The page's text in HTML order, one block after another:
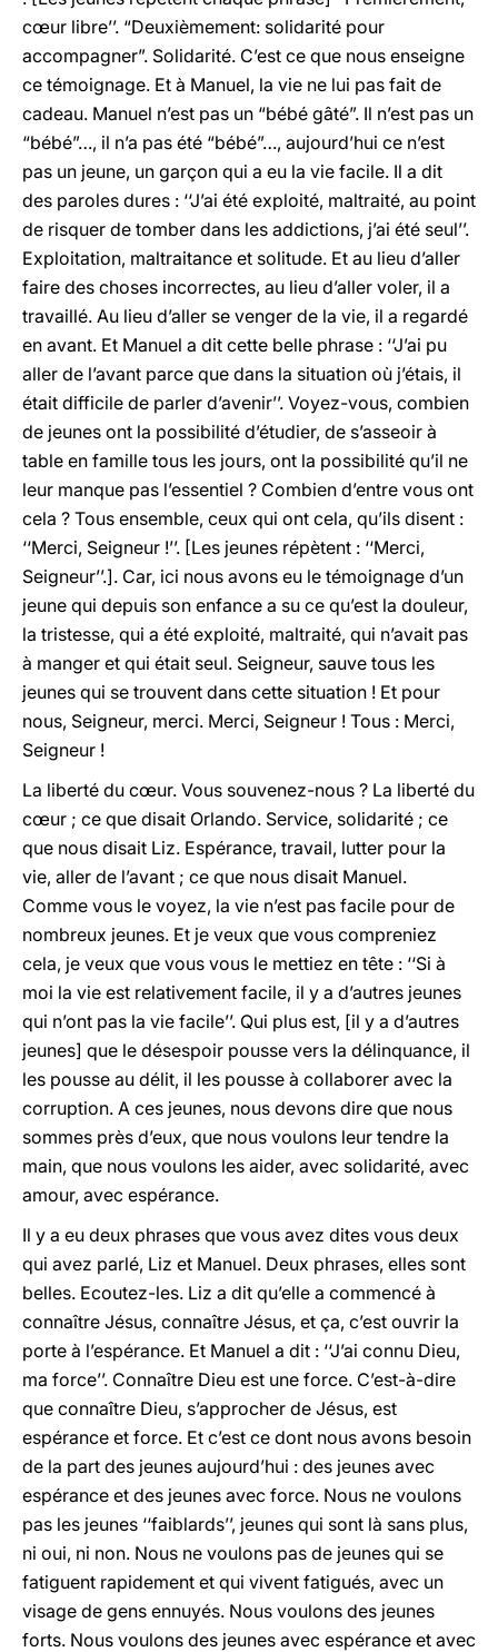
cœur libre’’. “Deuxièmement: solidarité pour
accompagner”. Solidarité. C’est ce que nous enseigne
ce témoignage. Et à Manuel, la vie ne lui pas fait de
cadeau. Manuel n’est pas un “bébé gâté”. Il n’est pas un
“bébé”…, il n’a pas été “bébé”…, aujourd’hui ce n’est
pas un jeune, un garçon qui a eu la vie facile. Il a dit
des paroles dures : ‘‘J’ai été exploité, maltraité, au point
de risquer de tomber dans les addictions, j’ai été seul’’.
Exploitation, maltraitance et solitude. Et au lieu d’aller
faire des choses incorrectes, au lieu d’aller voler, il a
travaillé. Au lieu d’aller se venger de la vie, il a regardé
en avant. Et Manuel a dit cette belle phrase : ‘‘J’ai pu
aller de l’avant parce que dans la situation où j’étais, il
était difficile de parler d’avenir’’. Voyez-vous, combien
de jeunes ont la possibilité d’étudier, de s’asseoir à
table en famille tous les jours, ont la possibilité qu’il ne
leur manque pas l’essentiel ? Combien d’entre vous ont
cela ? Tous ensemble, ceux qui ont cela, qu’ils disent :
‘‘Merci, Seigneur !’’. [Les jeunes répètent : ‘‘Merci,
Seigneur’’.]. Car, ici nous avons eu le témoignage d’un
jeune qui depuis son enfance a su ce qu’est la douleur,
la tristesse, qui a été exploité, maltraité, qui n’avait pas
à manger et qui était seul. Seigneur, sauve tous les
jeunes qui se trouvent dans cette situation ! Et pour
nous, Seigneur, merci. Merci, Seigneur ! Tous : Merci,
Seigneur !
La liberté du cœur. Vous souvenez-nous ? La liberté du
cœur ; ce que disait Orlando. Service, solidarité ; ce
que nous disait Liz. Espérance, travail, lutter pour la
vie, aller de l’avant ; ce que nous disait Manuel.
Comme vous le voyez, la vie n’est pas facile pour de
nombreux jeunes. Et je veux que vous compreniez
cela, je veux que vous vous le mettiez en tête : ‘‘Si à
moi la vie est relativement facile, il y a d’autres jeunes
qui n’ont pas la vie facile’’. Qui plus est, [il y a d’autres
jeunes] que le désespoir pousse vers la délinquance, il
les pousse au délit, il les pousse à collaborer avec la
corruption. A ces jeunes, nous devons dire que nous
sommes près d’eux, que nous voulons leur tendre la
main, que nous voulons les aider, avec solidarité, avec
amour, avec espérance.
Il y a eu deux phrases que vous avez dites vous deux
qui avez parlé, Liz et Manuel. Deux phrases, elles sont
belles. Ecoutez-les. Liz a dit qu’elle a commencé à
connaître Jésus, connaître Jésus, et ça, c’est ouvrir la
porte à l’espérance. Et Manuel a dit : ‘‘J’ai connu Dieu,
ma force’’. Connaître Dieu est une force. C’est-à-dire
que connaître Dieu, s’approcher de Jésus, est
espérance et force. Et c’est ce dont nous avons besoin
de la part des jeunes aujourd’hui : des jeunes avec
espérance et des jeunes avec force. Nous ne voulons
pas les jeunes ‘‘faiblards’’, jeunes qui sont là sans plus,
ni oui, ni non. Nous ne voulons pas de jeunes qui se
fatiguent rapidement et qui vivent fatigués, avec un
visage de gens ennuyés. Nous voulons des jeunes
forts. Nous voulons des jeunes avec espérance et avec